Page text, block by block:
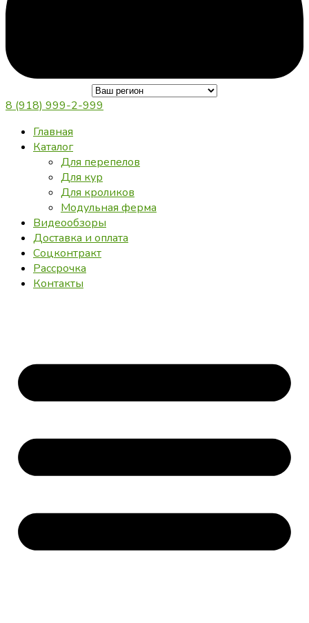
8 (918) 999-2-999
Главная
Каталог
Для перепелов
Для кур
Для кроликов
Модульная ферма
Видеообзоры
Доставка и оплата
Соцконтракт
Рассрочка
Контакты